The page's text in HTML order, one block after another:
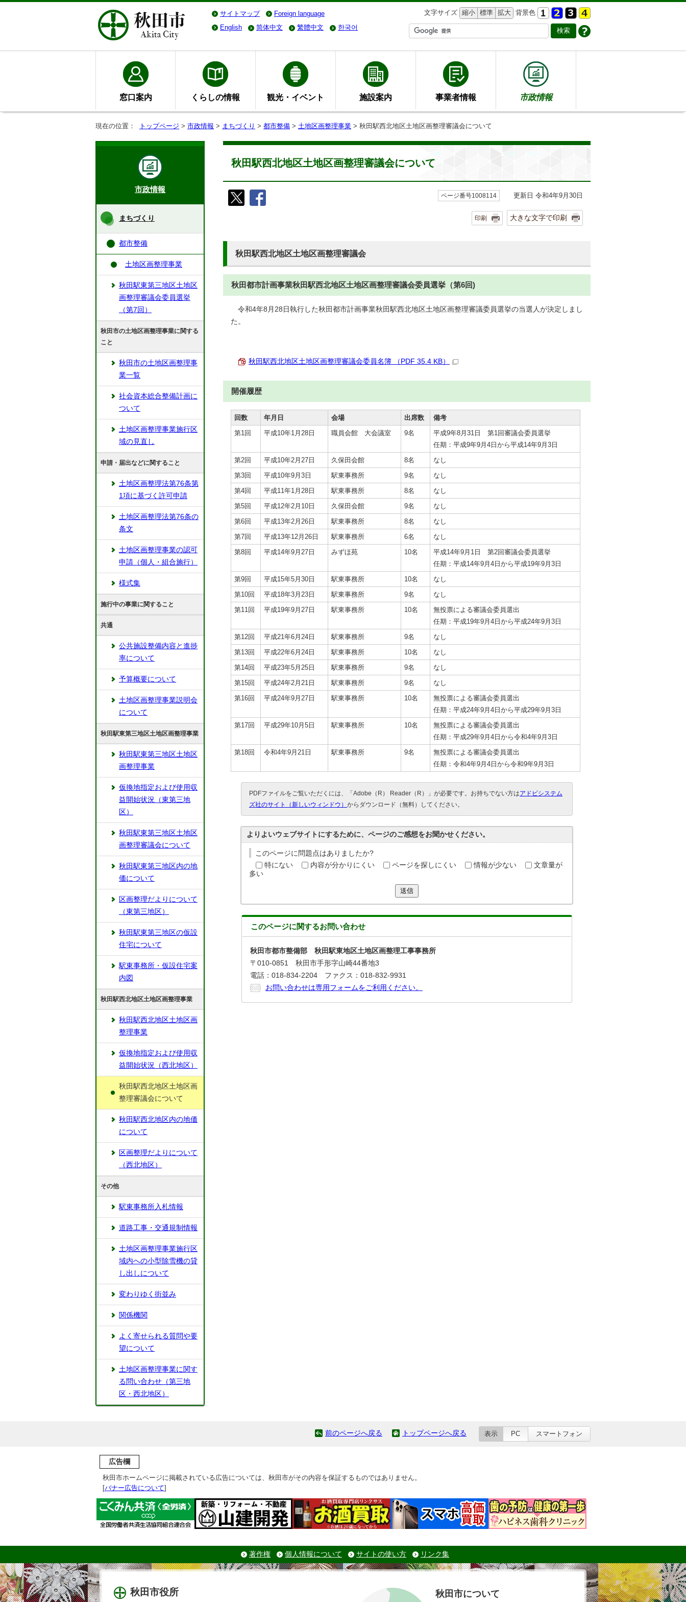
サイトマップ Foreign language 文字サイズ 縮小 標準 拡大 背景色
English
简体中文 繁體中文 한국어
窓口案内 くらしの情報 観光・イベント 施設案内 事業者情報 市政情報
現在の位置： トップページ > 市政情報 > まちづくり > 都市整備 > 土地区画整理事業 > 秋田駅西北地区土地区画整理審議会について
秋田駅西北地区土地区画整理審議会について
ページ番号1008114 更新日 令和4年9月30日
印刷 大きな文字で印刷
秋田駅西北地区土地区画整理審議会
秋田都市計画事業秋田駅西北地区土地区画整理審議会委員選挙（第6回)
令和4年8月28日執行した秋田都市計画事業秋田駅西北地区土地区画整理審議委員選挙の当選人が決定しまし
た。
秋田駅西北地区土地区画整理審議会委員名簿 （PDF 35.4 KB）
開催履歴
回数 年月日 会場 出席数
備考
第1回
平成10年1月28日 職員会館 大会議室 9名
平成9年8月31日 第1回審議会委員選挙
任期：平成9年9月4日から平成14年9月3日
第2回
平成10年2月27日 久保田会館 8名
なし
第3回
平成10年9月3日 駅東事務所 9名
なし
第4回
平成11年1月28日 駅東事務所 8名
なし
第5回
平成12年2月10日 久保田会館 9名
なし
第6回
平成13年2月26日 駅東事務所 8名
なし
第7回
平成13年12月26日 駅東事務所 6名
なし
第8回
平成14年9月27日 みずほ苑 10名
平成14年9月1日 第2回審議会委員選挙
任期：平成14年9月4日から平成19年9月3日
第9回
平成15年5月30日 駅東事務所 10名
なし
第10回
平成18年3月23日 駅東事務所 9名
なし
第11回
平成19年9月27日 駅東事務所 10名
無投票による審議会委員選出
任期：平成19年9月4日から平成24年9月3日
第12回
平成21年6月24日 駅東事務所 9名
なし
第13回
平成22年6月24日 駅東事務所 10名
なし
第14回
平成23年5月25日 駅東事務所 9名
なし
第15回
平成24年2月21日 駅東事務所 9名
なし
第16回
平成24年9月27日 駅東事務所 10名
無投票による審議会委員選出
任期：平成24年9月4日から平成29年9月3日
第17回
平成29年10月5日 駅東事務所 10名
無投票による審議会委員選出
任期：平成29年9月4日から令和4年9月3日
第18回
令和4年9月21日 駅東事務所 9名
無投票による審議会委員選出
任期：令和4年9月4日から令和9年9月3日
PDFファイルをご覧いただくには、「Adobe（R） Reader（R）」が必要です。お持ちでない方はアドビシステム
ズ社のサイト（新しいウィンドウ） からダウンロード（無料）してください。
よりよいウェブサイトにするために、ページのご感想をお聞かせください。
このページに問題点はありましたか?
特にない
内容が分かりにくい ページを探しにくい 情報が少ない
文章量が
多い
送信
このページに関するお問い合わせ
秋田市都市整備部 秋田駅東地区土地区画整理工事事務所
〒010-0851 秋田市手形字山崎44番地3
電話：018-834-2204 ファクス：018-832-9931
お問い合わせは専用フォームをご利用ください。
市政情報
まちづくり
都市整備
土地区画整理事業
秋田駅東第三地区土地区
画整理審議会委員選挙
（第7回）
秋田市の土地区画整理事業に関する
こと
秋田市の土地区画整理事
業一覧
社会資本総合整備計画に
ついて
土地区画整理事業施行区
域の見直し
申請・届出などに関すること
土地区画整理法第76条第
1項に基づく許可申請
土地区画整理法第76条の
条文
土地区画整理事業の認可
申請（個人・組合施行）
様式集
施行中の事業に関すること
共通
公共施設整備内容と進捗
率について
予算概要について
土地区画整理事業説明会
について
秋田駅東第三地区土地区画整理事業
秋田駅東第三地区土地区
画整理事業
仮換地指定および使用収
益開始状況（東第三地
区）
秋田駅東第三地区土地区
画整理審議会について
秋田駅東第三地区内の地
価について
区画整理だよりについて
（東第三地区）
秋田駅東第三地区の仮設
住宅について
駅東事務所・仮設住宅案
内図
秋田駅西北地区土地区画整理事業
秋田駅西北地区土地区画
整理事業
仮換地指定および使用収
益開始状況（西北地区）
秋田駅西北地区土地区画
整理審議会について
秋田駅西北地区内の地価
について
区画整理だよりについて
（西北地区）
その他
駅東事務所入札情報
道路工事・交通規制情報
土地区画整理事業施行区
域内への小型除雪機の貸
し出しについて
変わりゆく街並み
関係機関
よく寄せられる質問や要
望について
土地区画整理事業に関す
る問い合わせ（第三地
区・西北地区）
前のページへ戻る トップページへ戻る 表示 PC スマートフォン
広告欄
秋田市ホームページに掲載されている広告については、秋田市がその内容を保証するものではありません。
[バナー広告について]
著作権 個人情報について サイトの使い方 リンク集
秋田市役所 秋田市について